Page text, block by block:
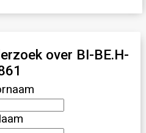
over BI-BE.H-